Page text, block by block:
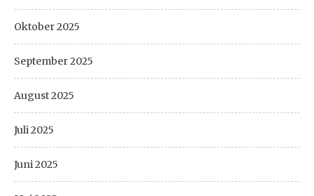
Oktober 2025
September 2025
August 2025
Juli 2025
Juni 2025